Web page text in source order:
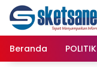
content
Langsung
konten
Beranda
POLITIK